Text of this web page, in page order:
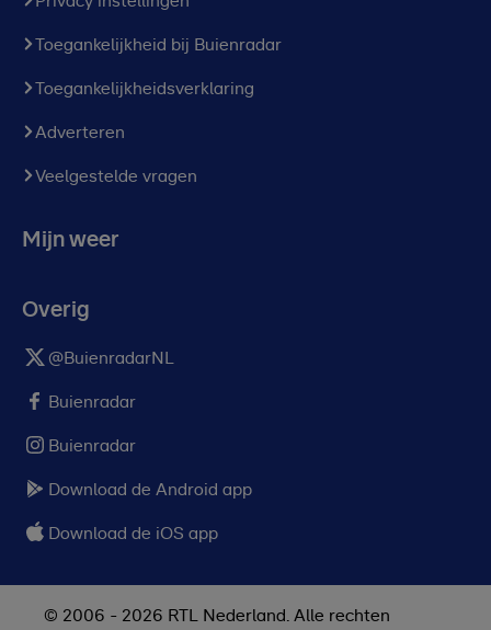
Toegankelijkheid bij Buienradar
Toegankelijkheidsverklaring
Adverteren
Veelgestelde vragen
Mijn weer
Overig
@BuienradarNL
Buienradar
Buienradar
Download de Android app
Download de iOS app
© 2006 - 2026 RTL Nederland. Alle rechten